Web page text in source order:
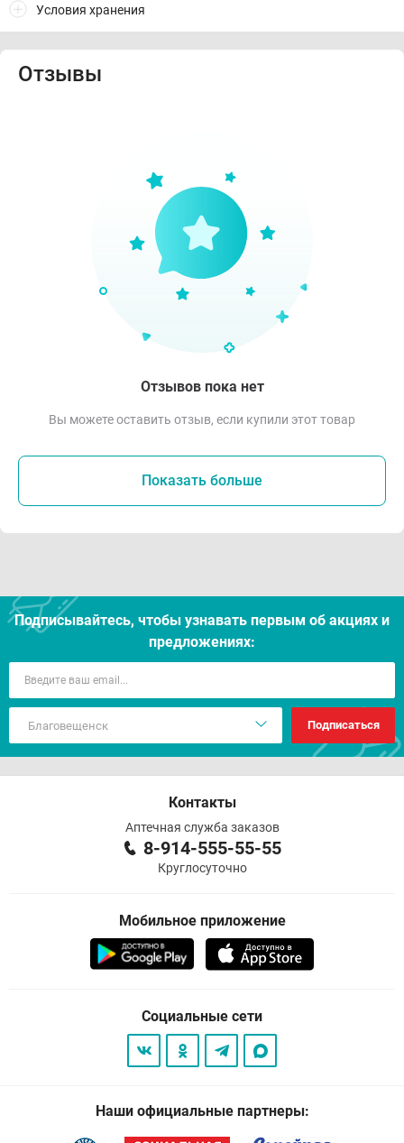
Условия хранения
Отзывы
Отзывов пока нет
Вы можете оставить отзыв, если купили этот товар
Показать больше
Подписывайтесь, чтобы узнавать первым об акцияx и
предложениях:
Подписаться
Контакты
Аптечная служба заказов
8-914-555-55-55
Круглосуточно
Мобильное приложение
Социальные сети
Наши официальные партнеры: